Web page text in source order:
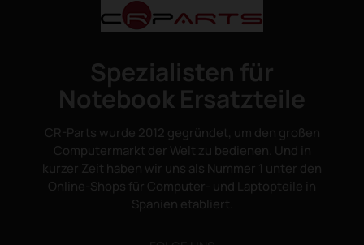
Spezialisten für
Notebook Ersatzteile
CR-Parts wurde 2012 gegründet, um den großen
Computermarkt der Welt zu bedienen. Und in
kurzer Zeit haben wir uns als Nummer 1 unter den
Online-Shops für Computer- und Laptopteile in
Spanien etabliert.